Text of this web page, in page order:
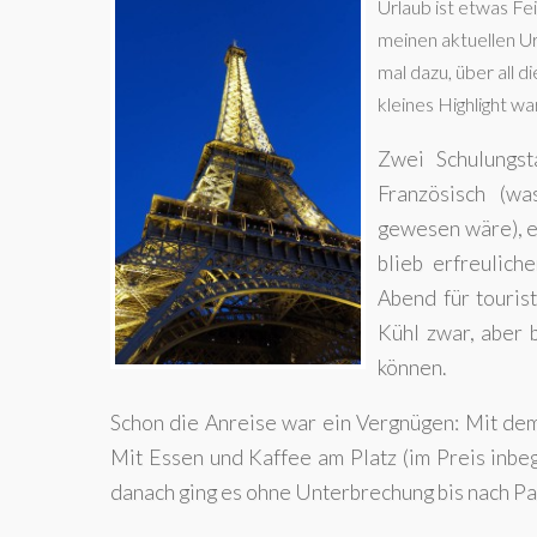
Urlaub ist etwas
meinen aktuellen
mal dazu, über all
kleines Highlight
Zwei
Französisch
gewesen wäre),
blieb
Abend für
Kühl zwar, aber
können.
Schon die Anreise war ein Vergnügen: Mit
Mit Essen und Kaffee am Platz (im Preis
danach ging es ohne Unterbrechung bis nach